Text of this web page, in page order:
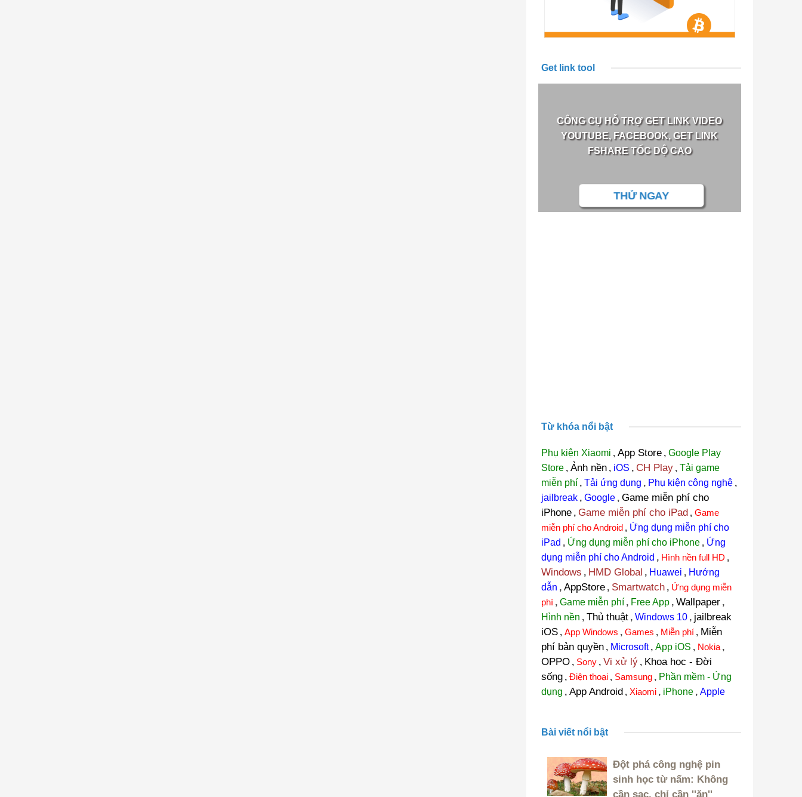
Get link tool
CÔNG CỤ HỖ TRỢ GET LINK VIDEO
YOUTUBE, FACEBOOK, GET LINK
FSHARE TỐC DỘ CAO
THỬ NGAY
Từ khóa nổi bật
Phụ kiện Xiaomi , App Store , Google Play
Store , Ảnh nền , iOS , CH Play , Tải game
miễn phí , Tải ứng dụng , Phụ kiện công nghệ ,
jailbreak , Google , Game miễn phí cho
iPhone , Game miễn phí cho iPad , Game
miễn phí cho Android , Ứng dụng miễn phí cho
iPad , Ứng dụng miễn phí cho iPhone , Ứng
dụng miễn phí cho Android , Hình nền full HD ,
Windows , HMD Global , Huawei , Hướng
dẫn , AppStore , Smartwatch , Ứng dụng miễn
phí , Game miễn phí , Free App , Wallpaper ,
Hình nền , Thủ thuật , Windows 10 , jailbreak
iOS , App Windows , Games , Miễn phí , Miễn
phí bản quyền , Microsoft , App iOS , Nokia ,
OPPO , Sony , Vi xử lý , Khoa học - Đời
sống , Điện thoại , Samsung , Phần mềm - Ứng
dụng , App Android , Xiaomi , iPhone , Apple
Bài viết nổi bật
Đột phá công nghệ pin
sinh học từ nấm: Không
cần sạc, chỉ cần ''ăn''